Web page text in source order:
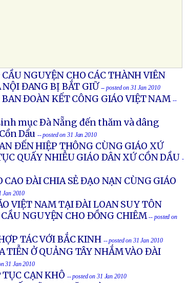
NGUYỆN CHO CÁC THÀNH VIÊN
ĐANG BỊ BẮT GIỮ -- posted on 31 Jan 2010
ĐOÀN KẾT CÔNG GIÁO VIỆT NAM --
mục Ðà Nẵng đến thăm và dâng
Dầu -- posted on 31 Jan 2010
ĐẾN HIỆP THÔNG CÙNG GIÁO XỨ
QUẤY NHIỄU GIÁO DÂN XỨ CỒN DẦU -
ĐÀI CHIA SẺ ĐẠO NẠN CÙNG GIÁO
Jan 2010
VIỆT NAM TẠI ĐÀI LOAN SUY TÔN
NGUYỆN CHO ĐỒNG CHIÊM -- posted on
TÁC VỚI BẮC KINH -- posted on 31 Jan 2010
TIỄN Ở QUẢNG TÂY NHẮM VÀO ĐÀI
31 Jan 2010
CẠN KHÔ -- posted on 31 Jan 2010